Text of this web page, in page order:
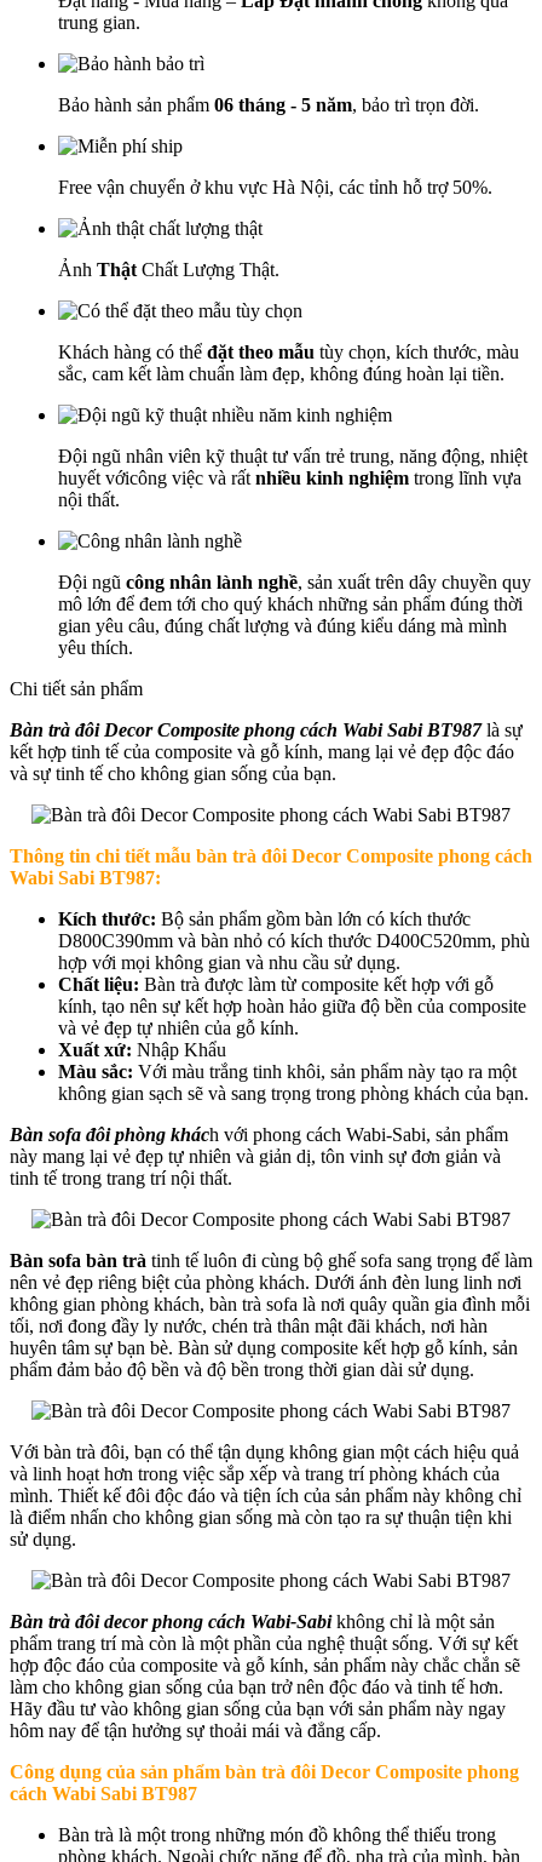
trung gian.
Bảo hành sản phẩm 06 tháng - 5 năm, bảo trì trọn đời.
Free vận chuyển ở khu vực Hà Nội, các tỉnh hỗ trợ 50%.
Ảnh Thật Chất Lượng Thật.
Khách hàng có thể đặt theo mẫu tùy chọn, kích thước, màu
sắc, cam kết làm chuẩn làm đẹp, không đúng hoàn lại tiền.
Đội ngũ nhân viên kỹ thuật tư vấn trẻ trung, năng động, nhiệt
huyết vớicông việc và rất nhiều kinh nghiệm trong lĩnh vựa
nội thất.
Đội ngũ công nhân lành nghề, sản xuất trên dây chuyền quy
mô lớn để đem tới cho quý khách những sản phẩm đúng thời
gian yêu câu, đúng chất lượng và đúng kiểu dáng mà mình
yêu thích.
Chi tiết sản phẩm
Bàn trà đôi Decor Composite phong cách Wabi Sabi BT987là sự
kết hợp tinh tế của composite và gỗ kính, mang lại vẻ đẹp độc đáo
và sự tinh tế cho không gian sống của bạn.
Thông tin chi tiết mẫu bàn trà đôi Decor Composite phong cách
Wabi Sabi BT987:
Kích thước: Bộ sản phẩm gồm bàn lớn có kích thước
D800C390mm và bàn nhỏ có kích thước D400C520mm, phù
hợp với mọi không gian và nhu cầu sử dụng.
Chất liệu: Bàn trà được làm từ composite kết hợp với gỗ
kính, tạo nên sự kết hợp hoàn hảo giữa độ bền của composite
và vẻ đẹp tự nhiên của gỗ kính.
Xuất xứ: Nhập Khẩu
Màu sắc: Với màu trắng tinh khôi, sản phẩm này tạo ra một
không gian sạch sẽ và sang trọng trong phòng khách của bạn.
Bàn sofa đôi phòng khách với phong cách Wabi-Sabi, sản phẩm
này mang lại vẻ đẹp tự nhiên và giản dị, tôn vinh sự đơn giản và
tinh tế trong trang trí nội thất.
Bàn sofa bàn trà tinh tế luôn đi cùng bộ ghế sofa sang trọng để làm
nên vẻ đẹp riêng biệt của phòng khách. Dưới ánh đèn lung linh nơi
không gian phòng khách, bàn trà sofa là nơi quây quần gia đình mỗi
tối, nơi đong đầy ly nước, chén trà thân mật đãi khách, nơi hàn
huyên tâm sự bạn bè. Bàn sử dụng composite kết hợp gỗ kính, sản
phẩm đảm bảo độ bền và độ bền trong thời gian dài sử dụng.
Với bàn trà đôi, bạn có thể tận dụng không gian một cách hiệu quả
và linh hoạt hơn trong việc sắp xếp và trang trí phòng khách của
mình. Thiết kế đôi độc đáo và tiện ích của sản phẩm này không chỉ
là điểm nhấn cho không gian sống mà còn tạo ra sự thuận tiện khi
sử dụng.
Bàn trà đôi decor phong cách Wabi-Sabikhông chỉ là một sản
phẩm trang trí mà còn là một phần của nghệ thuật sống. Với sự kết
hợp độc đáo của composite và gỗ kính, sản phẩm này chắc chắn sẽ
làm cho không gian sống của bạn trở nên độc đáo và tinh tế hơn.
Hãy đầu tư vào không gian sống của bạn với sản phẩm này ngay
hôm nay để tận hưởng sự thoải mái và đẳng cấp.
Công dụng của sản phẩm bàn trà đôi Decor Composite phong
cách Wabi Sabi BT987
Bàn trà là một trong những món đồ không thể thiếu trong
phòng khách. Ngoài chức năng để đồ, pha trà của mình, bàn